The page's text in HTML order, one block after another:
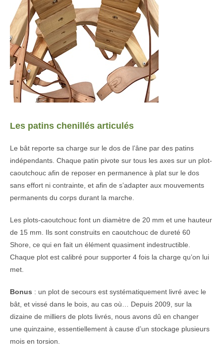
Les patins chenillés articulés
Le bât reporte sa charge sur le dos de l’âne par des patins
indépendants. Chaque patin pivote sur tous les axes sur un plot-
caoutchouc afin de reposer en permanence à plat sur le dos
sans effort ni contrainte, et afin de s’adapter aux mouvements
permanents du corps durant la marche.
Les plots-caoutchouc font un diamètre de 20 mm et une hauteur
de 15 mm. Ils sont construits en caoutchouc de dureté 60
Shore, ce qui en fait un élément quasiment indestructible.
Chaque plot est calibré pour supporter 4 fois la charge qu’on lui
met.
Bonus : un plot de secours est systématiquement livré avec le
bât, et vissé dans le bois, au cas où… Depuis 2009, sur la
dizaine de milliers de plots livrés, nous avons dû en changer
une quinzaine, essentiellement à cause d’un stockage plusieurs
mois en torsion.